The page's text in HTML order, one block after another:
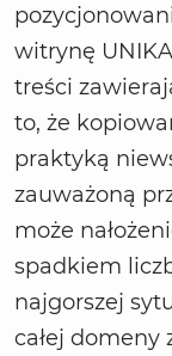
witrynę
treści
to, że
praktyką
zauważoną
może
spadkiem
najgorszej
całej domeny